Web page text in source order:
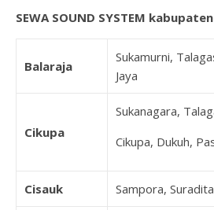
SEWA SOUND SYSTEM
Balaraja
Sukamurni,
Jaya
Cikupa
Sukanagara,
Cikupa, Dukuh,
Cisauk Sampora,